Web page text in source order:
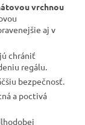
vrchnou
aj v
chrániť
regálu.
bezpečnosť.
a poctivá